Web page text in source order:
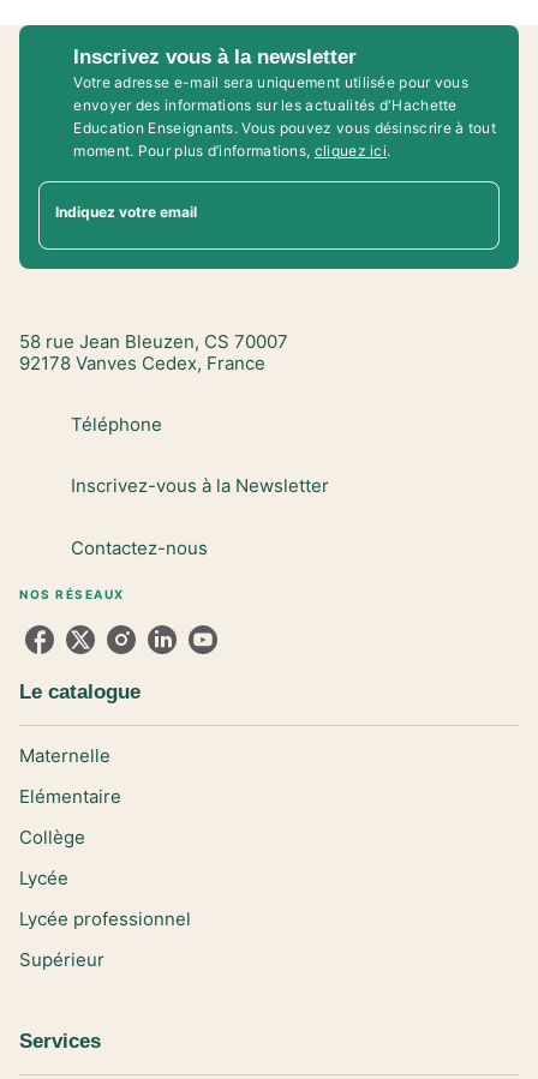
Inscrivez vous à la newsletter
Votre adresse e-mail sera uniquement utilisée pour vous
envoyer des informations sur les actualités d'Hachette
Education Enseignants. Vous pouvez vous désinscrire à tout
moment. Pour plus d’informations, cliquez ici.
Indiquez votre email
58 rue Jean Bleuzen, CS 70007
92178 Vanves Cedex, France
Téléphone
Inscrivez-vous à la Newsletter
Contactez-nous
NOS RÉSEAUX
Le catalogue
Maternelle
Elémentaire
Collège
Lycée
Lycée professionnel
Supérieur
Services